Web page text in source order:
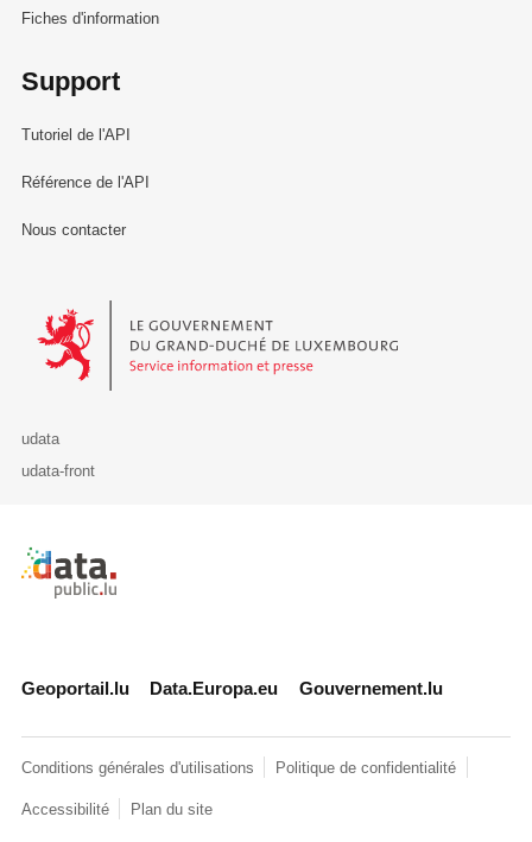
Fiches d'information
Support
Tutoriel de l'API
Référence de l'API
Nous contacter
Le Gouvernement du Grand-Duché de Luxembourg - Service
udata
udata-front
Retour à l'accueil de data.public.lu
Geoportail.lu Data.Europa.eu Gouvernement.lu
Conditions générales d'utilisations Politique de confidentialité
Accessibilité Plan du site